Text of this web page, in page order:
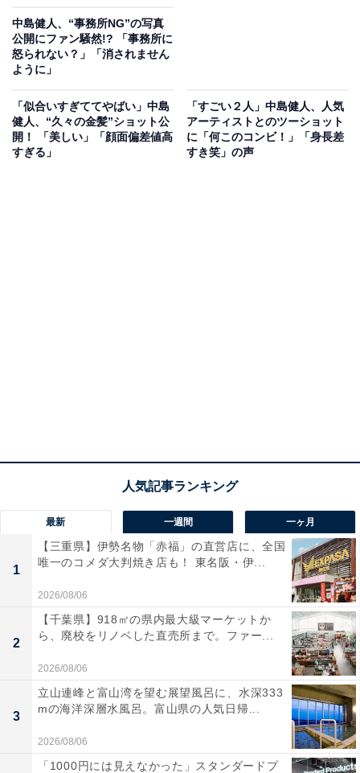
中島健人、“事務所NG”の写真
公開にファン騒然!? 「事務所に
怒られない？」「消されません
ように」
「似合いすぎててやばい」中島
健人、“久々の金髪”ショット公
開！ 「美しい」「顔面偏差値高
すぎる」
「すごい２人」中島健人、人気
アーティストとのツーショット
に「何このコンビ！」「身長差
すき笑」の声
最新 一週間 一ヶ月
1
【三重県】伊勢名物「赤福」の直営店に、全国
唯一のコメダ大判焼き店も！ 東名阪・伊...
2026/08/06
2
【千葉県】918㎡の県内最大級マーケットか
ら、廃校をリノベした直売所まで。ファー...
2026/08/06
3
立山連峰と富山湾を望む展望風呂に、水深333
mの海洋深層水風呂。富山県の人気日帰...
2026/08/06
「1000円には見えなかった」スタンダードプ